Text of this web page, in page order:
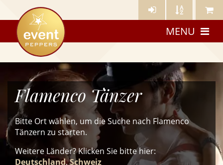
Künstler- Künstler Meine
eventpeppers
MENU
Flamenco Tänzer
Bitte Ort wählen, um die Suche nach Flamenco
Tänzern zu starten.
Weitere Länder? Klicken Sie bittehier:
Deutschland,Schweiz